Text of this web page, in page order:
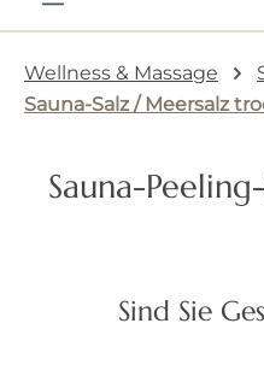
Sind Sie
Wellness & Massage
Sauna-Salz / Meersalz
Sauna-